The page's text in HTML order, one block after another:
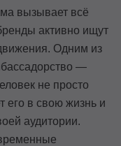
вызывает всё
активно ищут
Одним из
—
не просто
его в свою жизнь и
аудитории.